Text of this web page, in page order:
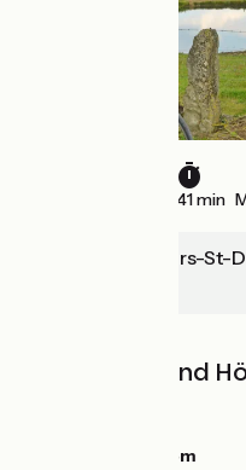
1 h 41 min
Champdeniers-St-
Steigungen und
15m